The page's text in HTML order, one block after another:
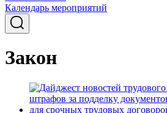
Календарь мероприятий
Закон